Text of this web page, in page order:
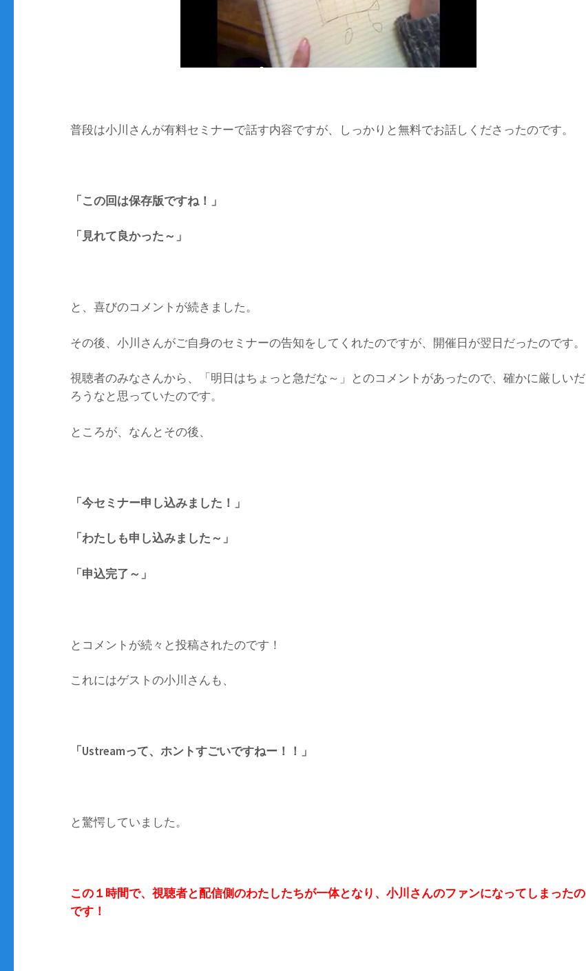
普段は小川さんが有料セミナーで話す内容ですが、しっかりと無料でお話しくださったのです。
「この回は保存版ですね！」
「見れて良かった～」
と、喜びのコメントが続きました。
その後、小川さんがご自身のセミナーの告知をしてくれたのですが、開催日が翌日だったのです。
視聴者のみなさんから、「明日はちょっと急だな～」とのコメントがあったので、確かに厳しいだ
ろうなと思っていたのです。
ところが、なんとその後、
「今セミナー申し込みました！」
「わたしも申し込みました～」
「申込完了～」
とコメントが続々と投稿されたのです！
これにはゲストの小川さんも、
「Ustreamって、ホントすごいですねー！！」
と驚愕していました。
この１時間で、視聴者と配信側のわたしたちが一体となり、小川さんのファンになってしまったの
です！